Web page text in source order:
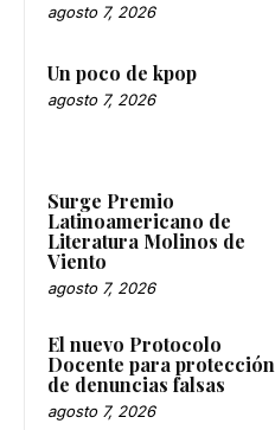
agosto 7, 2026
Un poco de kpop
agosto 7, 2026
Surge Premio
Latinoamericano de
Literatura Molinos de
Viento
agosto 7, 2026
El nuevo Protocolo
Docente para protección
de denuncias falsas
agosto 7, 2026